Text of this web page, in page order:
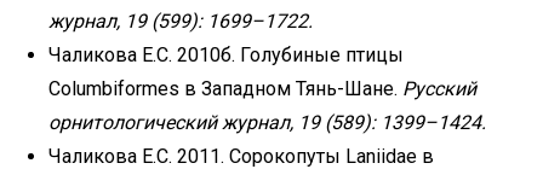
журнал, 19 (599): 1699–1722.
Чаликова Е.С. 2010б. Голубиные птицы
Columbiformes в Западном Тянь-Шане. Русский
орнитологический журнал, 19 (589): 1399–1424.
Чаликова Е.С. 2011. Сорокопуты Laniidae в